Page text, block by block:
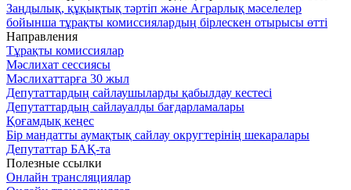
Заңдылық, құқықтық тәртіп және Аграрлық мәселелер
бойынша тұрақты комиссиялардың бірлескен отырысы өтті
Направления
Тұрақты комиссиялар
Мәслихат сессиясы
Мәслихаттарға 30 жыл
Депутаттардың сайлаушыларды қабылдау кестесі
Депутаттардың сайлауалды бағдарламалары
Қоғамдық кеңес
Бір мандатты аумақтық сайлау округтерінің шекаралары
Депутаттар БАҚ-та
Полезные ссылки
Онлайн трансляциялар